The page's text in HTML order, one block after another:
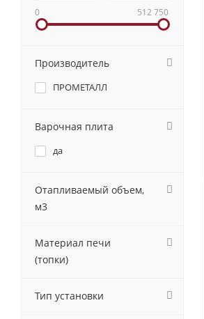
0 512 750
Производитель
ПРОМЕТАЛЛ
Варочная плита
да
Отапливаемый объем,
м3
Материал печи
(топки)
Тип установки